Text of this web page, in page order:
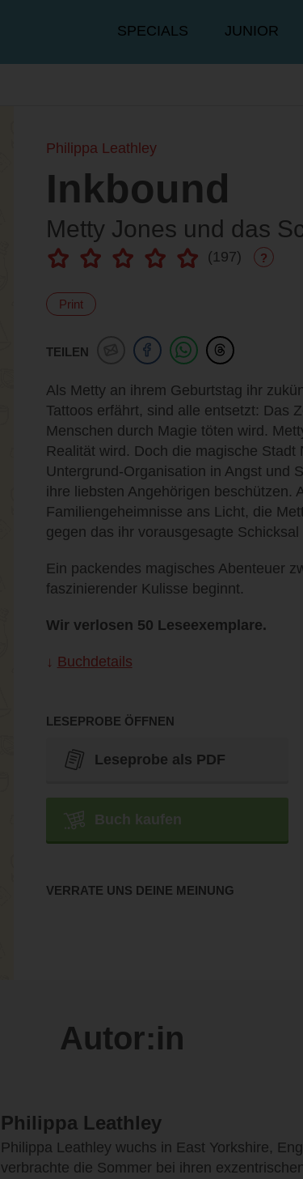
Hauptmenü
SPECIALS JUNIOR
Philippa Leathley
Inkbound
Metty Jones und das
(197) ?
Print
TEILEN
Als Metty an ihrem Geburtstag ihr
Tattoos erfährt, sind alle entsetzt: Das
Menschen durch Magie töten wird.
Realität wird. Doch die magische
Untergrund-Organisation in Angst und
ihre liebsten Angehörigen beschützen.
Familiengeheimnisse ans Licht, die
gegen das ihr vorausgesagte
Ein packendes magisches Abenteuer
faszinierender Kulisse beginnt.
Wir verlosen 50 Leseexemplare.
Buchdetails
LESEPROBE ÖFFNEN
Leseprobe als PDF
Buch kaufen
VERRATE UNS DEINE MEINUNG
Autor:in
Philippa Leathley
Philippa Leathley wuchs in East Yorkshire,
verbrachte die Sommer bei ihren